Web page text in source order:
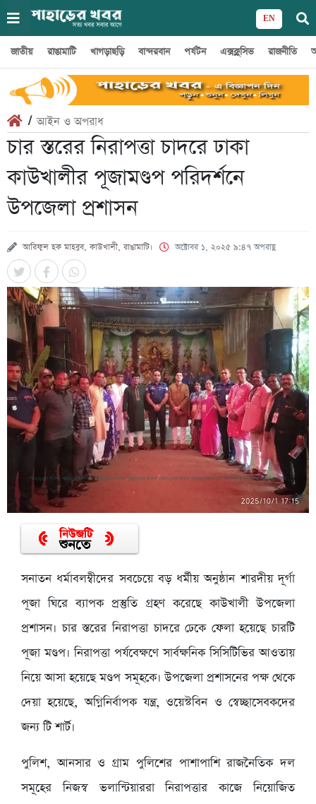
EN
জাতীয় রাঙামাটি খাগড়াছড়ি বান্দরবান পর্যটন এক্সক্লুসিভ রাজনীতি
/আইন ও অপরাধ
চার স্তরের নিরাপত্তা চাদরে ঢাকা
কাউখালীর পূজামণ্ডপ পরিদর্শনে
উপজেলা প্রশাসন
আরিফুল হক মাহবুব, কাউখালী, রাঙামাটি। অক্টোবর ১, ২০২৫ ৯:৪৭ অপরাহ্ণ
সনাতন ধর্মাবলম্বীদের সবচেয়ে বড় ধর্মীয় অনুষ্ঠান শারদীয় দূর্গা
পূজা ঘিরে ব্যাপক প্রস্তুতি গ্রহণ করেছে কাউখালী উপজেলা
প্রশাসন। চার স্তরের নিরাপত্তা চাদরে ঢেকে ফেলা হয়েছে চারটি
পূজা মণ্ডপ। নিরাপত্তা পর্যবেক্ষণে সার্বক্ষনিক সিসিটিভির আওতায়
নিয়ে আসা হয়েছে মণ্ডপ সমূহকে। উপজেলা প্রশাসনের পক্ষ থেকে
দেয়া হয়েছে, অগ্নিনির্বাপক যন্ত্র, ওয়েস্টবিন ও স্বেচ্ছাসেবকদের
জন্য টি শার্ট।
পুলিশ, আনসার ও গ্রাম পুলিশের পাশাপাশি রাজনৈতিক দল
সমূহের নিজস্ব ভলান্টিয়াররা নিরাপত্তার কাজে নিয়োজিত